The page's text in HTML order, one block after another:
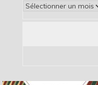
Archives